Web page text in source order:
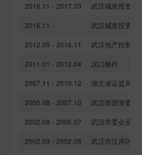
2016.11 - 2017.03
武汉城发投资基
2016.11 -
武汉城发投资基
2012.05 - 2016.11
武汉地产控股公
2011.01 - 2012.04
汉口银行
2007.11 - 2010.12
湖北省证监局上
2005.08 - 2007.10
武汉市国资委
2002.08 - 2005.07
武汉市委企业工
2002.03 - 2002.08
武汉市江岸区政